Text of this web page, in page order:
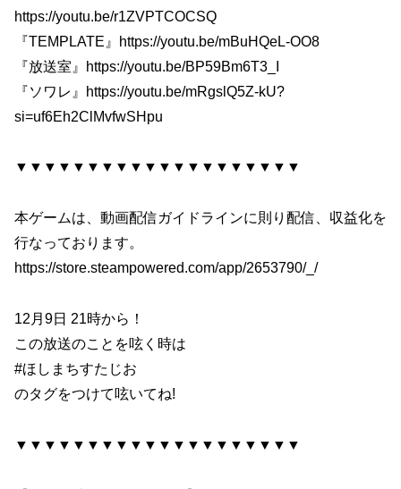
https://youtu.be/r1ZVPTCOCSQ
『TEMPLATE』https://youtu.be/mBuHQeL-OO8
『放送室』https://youtu.be/BP59Bm6T3_I
『ソワレ』https://youtu.be/mRgslQ5Z-kU?
si=uf6Eh2ClMvfwSHpu
▼▼▼▼▼▼▼▼▼▼▼▼▼▼▼▼▼▼▼▼
本ゲームは、動画配信ガイドラインに則り配信、収益化を
行なっております。
https://store.steampowered.com/app/2653790/_/
12月9日 21時から！
この放送のことを呟く時は
#ほしまちすたじお
のタグをつけて呟いてね!
▼▼▼▼▼▼▼▼▼▼▼▼▼▼▼▼▼▼▼▼